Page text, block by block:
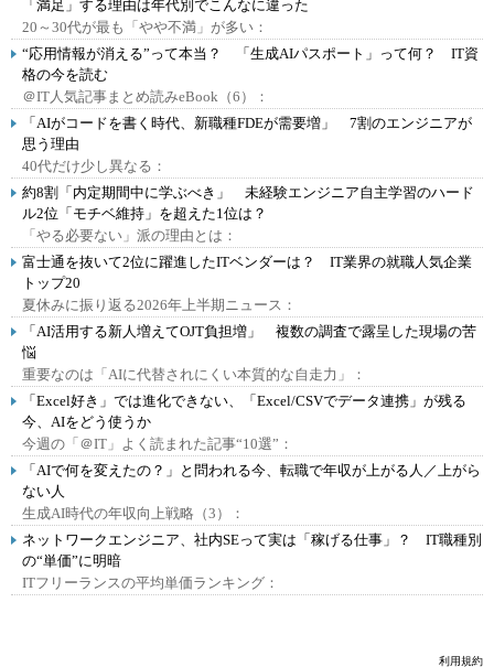
「満足」する理由は年代別でこんなに違った
20～30代が最も「やや不満」が多い：
“応用情報が消える”って本当？ 「生成AIパスポート」って何？ IT資
格の今を読む
＠IT人気記事まとめ読みeBook（6）：
「AIがコードを書く時代、新職種FDEが需要増」 7割のエンジニアが
思う理由
40代だけ少し異なる：
約8割「内定期間中に学ぶべき」 未経験エンジニア自主学習のハード
ル2位「モチベ維持」を超えた1位は？
「やる必要ない」派の理由とは：
富士通を抜いて2位に躍進したITベンダーは？ IT業界の就職人気企業
トップ20
夏休みに振り返る2026年上半期ニュース：
「AI活用する新人増えてOJT負担増」 複数の調査で露呈した現場の苦
悩
重要なのは「AIに代替されにくい本質的な自走力」：
「Excel好き」では進化できない、「Excel/CSVでデータ連携」が残る
今、AIをどう使うか
今週の「＠IT」よく読まれた記事“10選”：
「AIで何を変えたの？」と問われる今、転職で年収が上がる人／上がら
ない人
生成AI時代の年収向上戦略（3）：
ネットワークエンジニア、社内SEって実は「稼げる仕事」？ IT職種別
の“単価”に明暗
ITフリーランスの平均単価ランキング：
利用規約